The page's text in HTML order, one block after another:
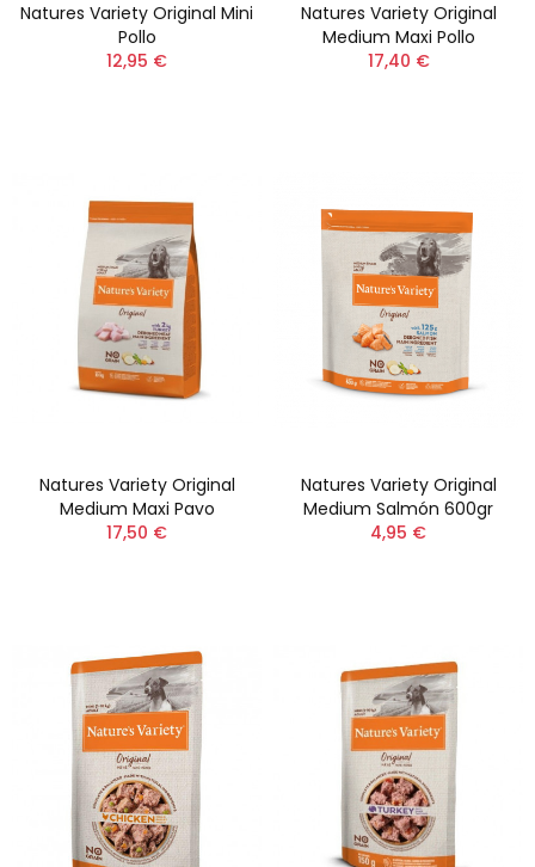
Natures Variety Original Mini
Pollo
12,95 €
Natures Variety Original
Medium Maxi Pollo
17,40 €
Natures Variety Original
Medium Maxi Pavo
17,50 €
Natures Variety Original
Medium Salmón 600gr
4,95 €